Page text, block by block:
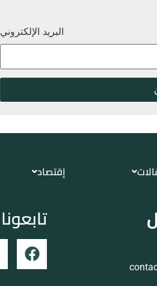
البريد الإلكتروني
إقتصاد
تابعونا